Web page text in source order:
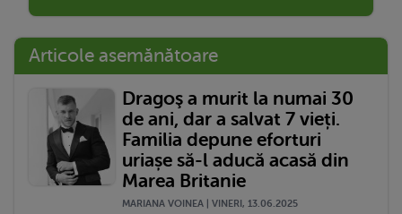
Articole asemănătoare
Dragoş a murit la numai 30
de ani, dar a salvat 7 vieți.
Familia depune eforturi
uriașe să-l aducă acasă din
Marea Britanie
MARIANA VOINEA | VINERI, 13.06.2025